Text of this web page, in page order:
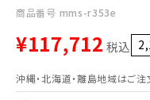
FAXでのご
0739-72-4532
商品番号 mms-r353e
¥117,712 税込
沖縄・北海道・離島地域はご